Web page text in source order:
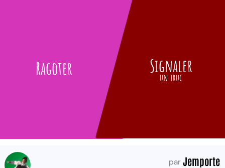
Ragoter Signaler
un truc
par Jemporte